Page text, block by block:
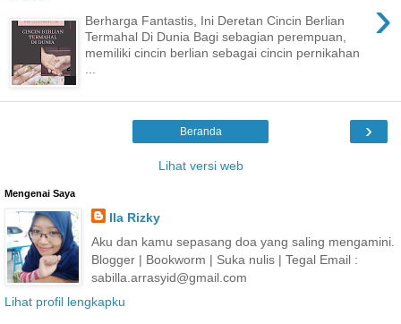
›
Berharga Fantastis, Ini Deretan Cincin Berlian
Termahal Di Dunia Bagi sebagian perempuan,
memiliki cincin berlian sebagai cincin pernikahan
›
Beranda
Lihat versi web
Mengenai Saya
Ila Rizky
Aku dan kamu sepasang doa yang saling mengamini.
Blogger | Bookworm | Suka nulis | Tegal Email :
sabilla.arrasyid@gmail.com
Lihat profil lengkapku